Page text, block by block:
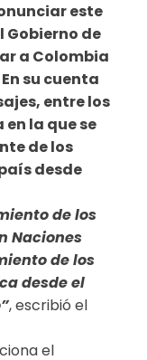
este
Gobierno de
a Colombia
su cuenta
entre los
la que se
de los
desde
de los
Naciones
de los
desde el
, escribió el
el